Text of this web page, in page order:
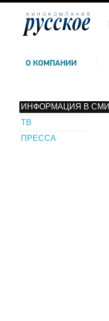
ИНФОРМАЦИЯ В СМИ
ТВ
ПРЕССА